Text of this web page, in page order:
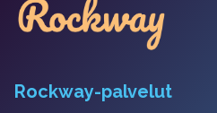
Rockway-palvelut